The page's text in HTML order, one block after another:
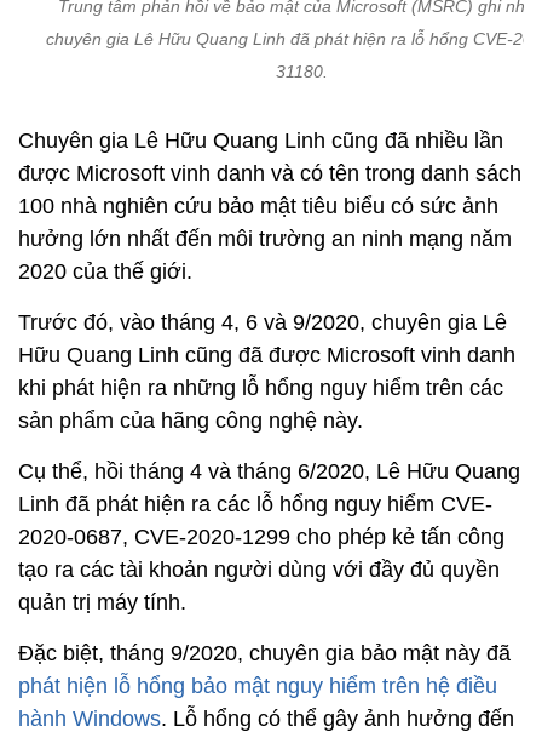
Trung tâm phản hồi về bảo mật của Microsoft (MSRC) ghi
chuyên gia Lê Hữu Quang Linh đã phát hiện ra lỗ hổng CVE-
31180.
Chuyên gia Lê Hữu Quang Linh cũng đã nhiều lần
được Microsoft vinh danh và có tên trong danh sách
100 nhà nghiên cứu bảo mật tiêu biểu có sức ảnh
hưởng lớn nhất đến môi trường an ninh mạng năm
2020 của thế giới.
Trước đó, vào tháng 4, 6 và 9/2020, chuyên gia Lê
Hữu Quang Linh cũng đã được Microsoft vinh danh
khi phát hiện ra những lỗ hổng nguy hiểm trên các
sản phẩm của hãng công nghệ này.
Cụ thể, hồi tháng 4 và tháng 6/2020, Lê Hữu Quang
Linh đã phát hiện ra các lỗ hổng nguy hiểm CVE-
2020-0687, CVE-2020-1299 cho phép kẻ tấn công
tạo ra các tài khoản người dùng với đầy đủ quyền
quản trị máy tính.
Đặc biệt, tháng 9/2020, chuyên gia bảo mật này đã
phát hiện lỗ hổng bảo mật nguy hiểm trên hệ điều
hành Windows. Lỗ hổng có thể gây ảnh hưởng đến